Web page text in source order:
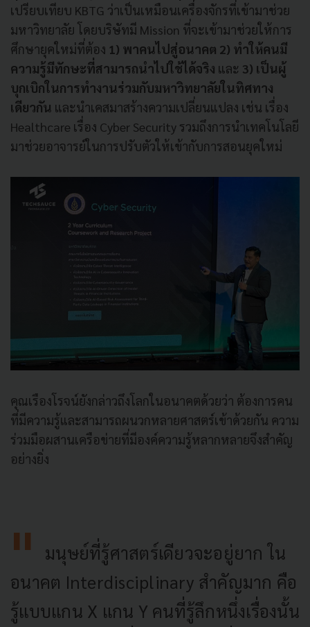
เปรียบเทียบ KBTG ว่าเป็นเหมือนเครื่องจักรที่เข้ามาช่วย
มหาวิทยาลัย โดยบริษัทมี Mission ที่จะเข้ามาช่วยให้การ
ศึกษายุคใหม่ที่ต้อง 1) พาคนไปสู่อนาคต 2) ทำให้คนมี
ความรู้มีทักษะที่สามารถนำไปใช้ได้จริง และ 3) เป็นผู้
บุกเบิกในการทำงานร่วมกับมหาวิทยาลัยในทิศทาง
เดียวกัน และนำเคสมาสร้างความเปลี่ยนแปลง เช่น เรื่อง
Healthcare เรื่อง Cyber Security รวมถึงการนำเทคโนโลยี
มาช่วยอาจารย์ในการปรับตัวให้เข้ากับการสอนยุคใหม่
คุณเรืองโรจน์ยังกล่าวถึงโลกในอนาคตด้วยว่า ต้องการคน
ที่มีความรู้และสามารถผนวกหลายศาสตร์เข้าด้วยกัน ความ
ร่วมมือผสานเครือข่ายที่มีองค์ความรู้หลากหลายจึงสำคัญ
อย่างยิ่ง
มนุษย์ที่รู้ศาสตร์เดียวจะอยู่ยาก ใน
อนาคต Interdisciplinary สำคัญมาก คือ
รู้แบบแกน X แกน Y คนที่รู้ลึกหนึ่งเรื่องนั้น